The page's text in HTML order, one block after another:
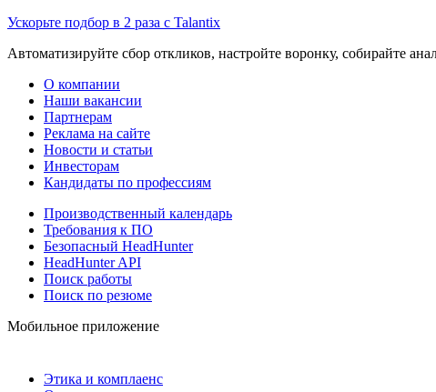
Ускорьте подбор в 2 раза с Talantix
Автоматизируйте сбор откликов, настройте воронку, собирайте
О компании
Наши вакансии
Партнерам
Реклама на сайте
Новости и статьи
Инвесторам
Кандидаты по профессиям
Производственный календарь
Требования к ПО
Безопасный HeadHunter
HeadHunter API
Поиск работы
Поиск по резюме
Мобильное приложение
Этика и комплаенс